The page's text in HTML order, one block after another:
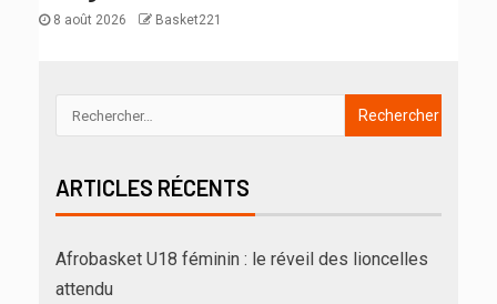
8 août 2026 Basket221
ARTICLES RÉCENTS
Afrobasket U18 féminin : le réveil des lioncelles
attendu